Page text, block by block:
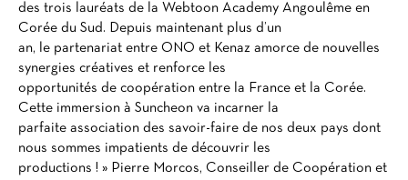
des trois lauréats de la Webtoon Academy Angoulême en
Corée du Sud. Depuis maintenant plus d’un
an, le partenariat entre ONO et Kenaz amorce de nouvelles
synergies créatives et renforce les
opportunités de coopération entre la France et la Corée.
Cette immersion à Suncheon va incarner la
parfaite association des savoir-faire de nos deux pays dont
nous sommes impatients de découvrir les
productions ! » Pierre Morcos, Conseiller de Coopération et